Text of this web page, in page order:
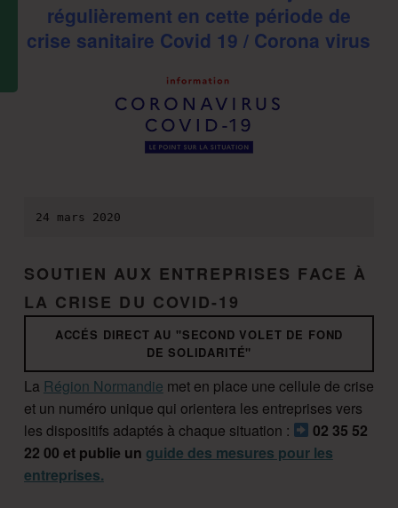
régulièrement en cette période de
crise sanitaire Covid 19 / Corona virus
24 mars 2020
SOUTIEN AUX ENTREPRISES FACE À
LA CRISE DU COVID-19
ACCÉS DIRECT AU "SECOND VOLET DE FOND
DE SOLIDARITÉ"
La Région Normandie met en place une cellule de crise
et un numéro unique qui orientera les entreprises vers
les dispositifs adaptés à chaque situation :
02 35 52
22 00 et publie un guide des mesures pour les
entreprises.